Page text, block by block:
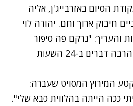
הסיום באזרבייג'ן, אליה
חיבוק ארוך וחם. יהודה לוי
והעריך: "נרקם פה סיפור
אהבה. אני רואה שקרו הרבה דברים ב-24 השעות
המירוץ המסויט שעברה:
ככה הייתה בהלווית סבא שלי".